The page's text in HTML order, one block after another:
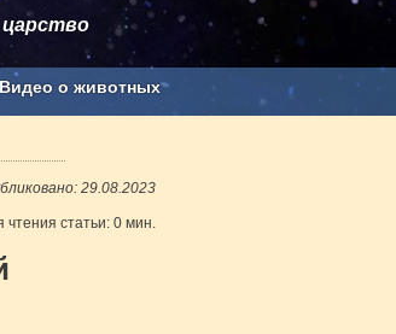
Видео о животных
29.08.2023
чтения статьи: 0 мин.